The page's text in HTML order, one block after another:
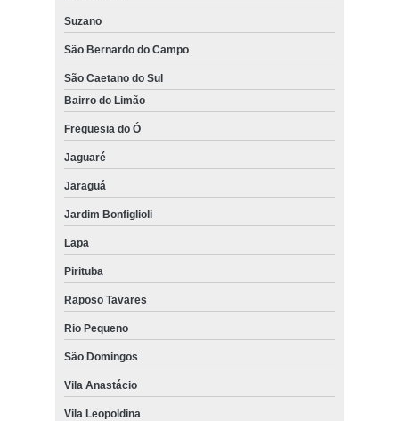
Suzano
São Bernardo do Campo
São Caetano do Sul
Bairro do Limão
Freguesia do Ó
Jaguaré
Jaraguá
Jardim Bonfiglioli
Lapa
Pirituba
Raposo Tavares
Rio Pequeno
São Domingos
Vila Anastácio
Vila Leopoldina